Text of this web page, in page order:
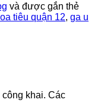
và được gắn thẻ
tiêu quận 12, ga u
khai. Các